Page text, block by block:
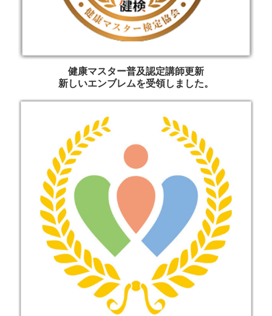
健康マスター普及認定講師更新
新しいエンブレムを受領しました。